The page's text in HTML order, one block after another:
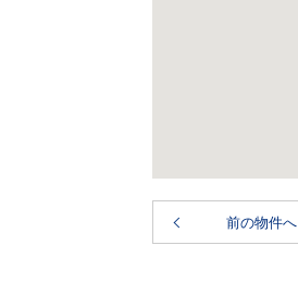
前の物件へ